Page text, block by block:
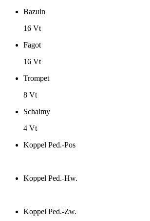
Bazuin
16 Vt
Fagot
16 Vt
Trompet
8 Vt
Schalmy
4 Vt
Koppel Ped.-Pos
Koppel Ped.-Hw.
Koppel Ped.-Zw.